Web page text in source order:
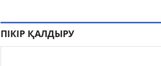
ПІКІР ҚАЛДЫРУ